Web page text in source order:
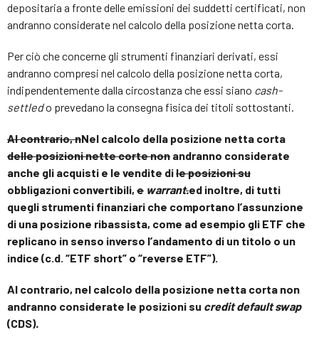
depositaria a fronte delle emissioni dei suddetti certificati, non
andranno considerate nel calcolo della posizione netta corta.
Per ciò che concerne gli strumenti finanziari derivati, essi
andranno compresi nel calcolo della posizione netta corta,
indipendentemente dalla circostanza che essi siano cash-
settledo prevedano la consegna fisica dei titoli sottostanti.
Al contrario, nNel calcolo della posizione netta corta
delle posizioni nette corte non andranno considerate
anche gli acquisti e le vendite dile posizioni su
obbligazioni convertibili, e warrant.ed inoltre, di tutti
quegli strumenti finanziari che comportano l’assunzione
di una posizione ribassista, come ad esempio gli ETF che
replicano in senso inverso l’andamento di un titolo o un
indice (c.d. “ETF short” o “reverse ETF”).
Al contrario, nel calcolo della posizione netta corta non
andranno considerate le posizioni su credit default swap
(CDS).